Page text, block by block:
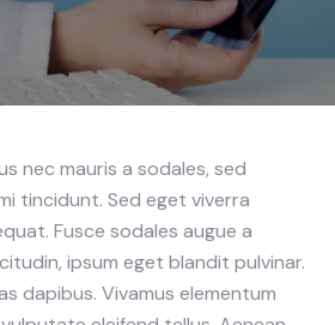
nec mauris a sodales, sed
tincidunt. Sed eget viverra
Fusce sodales augue a
ipsum eget blandit pulvinar.
dapibus. Vivamus elementum